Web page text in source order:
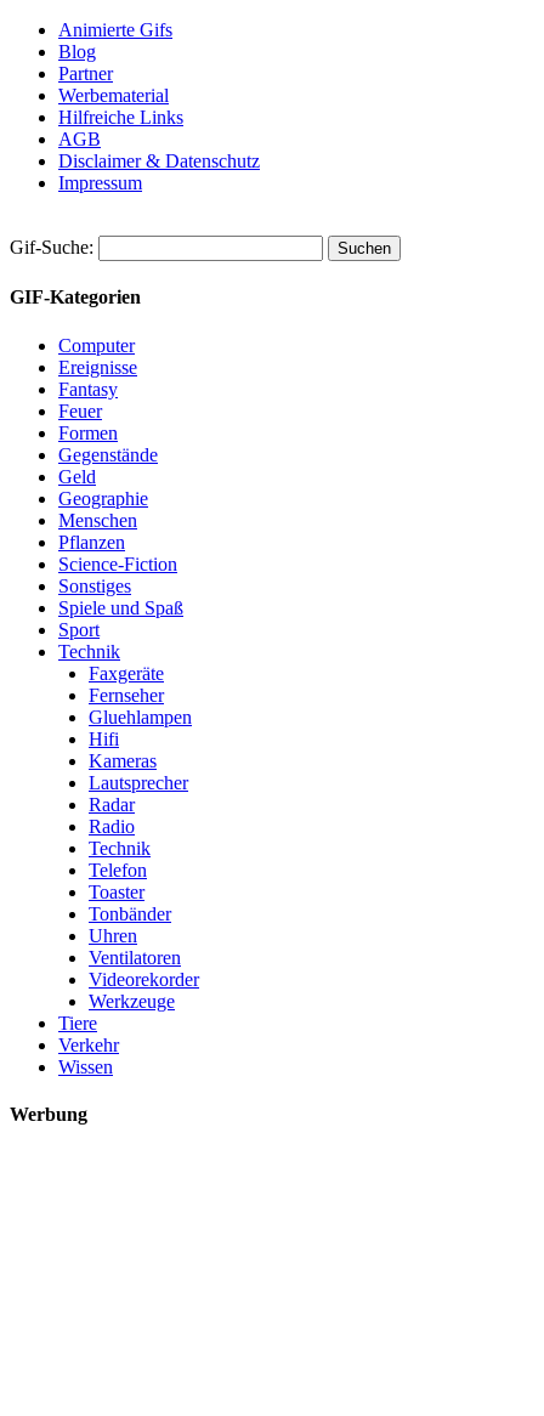
Animierte Gifs
Blog
Partner
Werbematerial
Hilfreiche Links
AGB
Disclaimer & Datenschutz
Impressum
Gif-Suche:
GIF-Kategorien
Computer
Ereignisse
Fantasy
Feuer
Formen
Gegenstände
Geld
Geographie
Menschen
Pflanzen
Science-Fiction
Sonstiges
Spiele und Spaß
Sport
Technik
Faxgeräte
Fernseher
Gluehlampen
Hifi
Kameras
Lautsprecher
Radar
Radio
Technik
Telefon
Toaster
Tonbänder
Uhren
Ventilatoren
Videorekorder
Werkzeuge
Tiere
Verkehr
Wissen
Werbung